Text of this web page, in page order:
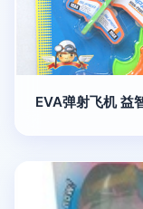
EVA弹射飞机 益